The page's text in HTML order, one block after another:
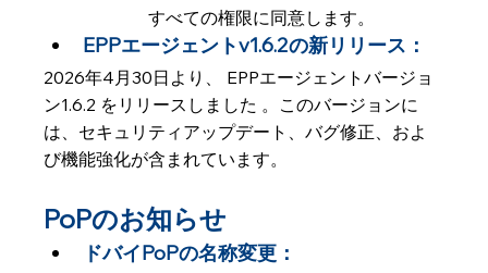
すべての権限に同意します。
EPPエージェントv1.6.2の新リリース：
2026年4月30日より、 EPPエージェントバージョ
ン1.6.2 をリリースしました 。このバージョンに
は、セキュリティアップデート、バグ修正、およ
び機能強化が含まれています。
PoPのお知らせ
ドバイPoPの名称変更：